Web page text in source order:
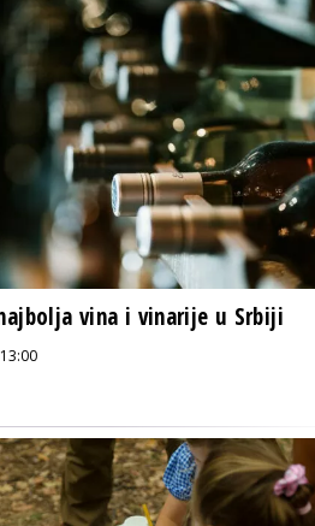
vina i vinarije u Srbiji